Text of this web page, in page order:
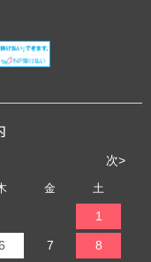
次>
金 土
1
7 8